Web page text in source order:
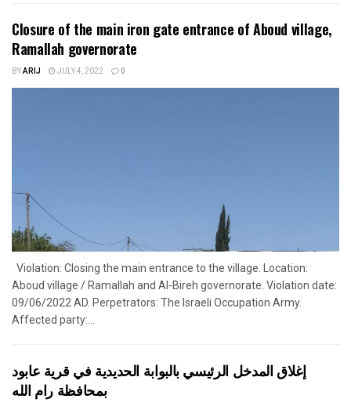
Closure of the main iron gate entrance of Aboud village,
Ramallah governorate
BYARIJ JULY 4, 2022 0
Violation: Closing the main entrance to the village. Location:
Aboud village / Ramallah and Al-Bireh governorate. Violation date:
09/06/2022 AD. Perpetrators: The Israeli Occupation Army.
Affected party:...
إغلاق المدخل الرئيسي بالبوابة الحديدية في قرية عابود
بمحافظة رام الله